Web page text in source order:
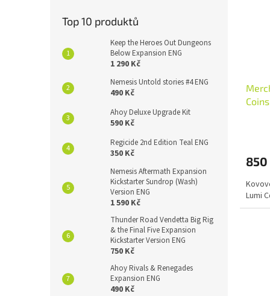
Top 10 produktů
Keep the Heroes Out Dungeons
Below Expansion ENG
1 290 Kč
Nemesis Untold stories #4 ENG
490 Kč
Ahoy Deluxe Upgrade Kit
590 Kč
Regicide 2nd Edition Teal ENG
350 Kč
Nemesis Aftermath Expansion
Kickstarter Sundrop (Wash)
Version ENG
1 590 Kč
Thunder Road Vendetta Big Rig
& the Final Five Expansion
Kickstarter Version ENG
750 Kč
Ahoy Rivals & Renegades
Expansion ENG
490 Kč
Coins
850
Lumi